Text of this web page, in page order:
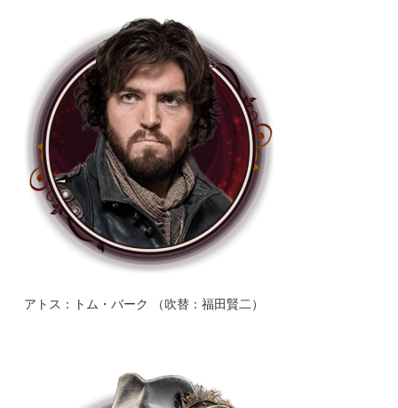
アトス：トム・バーク （吹替：福田賢二）